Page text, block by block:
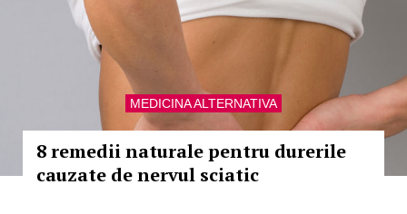
MEDICINA ALTERNATIVA
8 remedii naturale pentru durerile
cauzate de nervul sciatic